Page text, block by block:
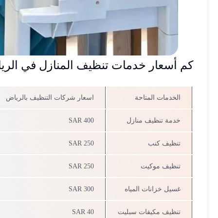
كم أسعار خدمات تنظيف المنازل في
الخدمات المتاحة اسعار شركات التنظيف بالرياض
خدمة تنظيف منازل 400 SAR
تنظيف كنب 250 SAR
تنظيف موكيت 250 SAR
غسيل خزانات المياه 300 SAR
تنظيف مكيفات سبليت 40 SAR